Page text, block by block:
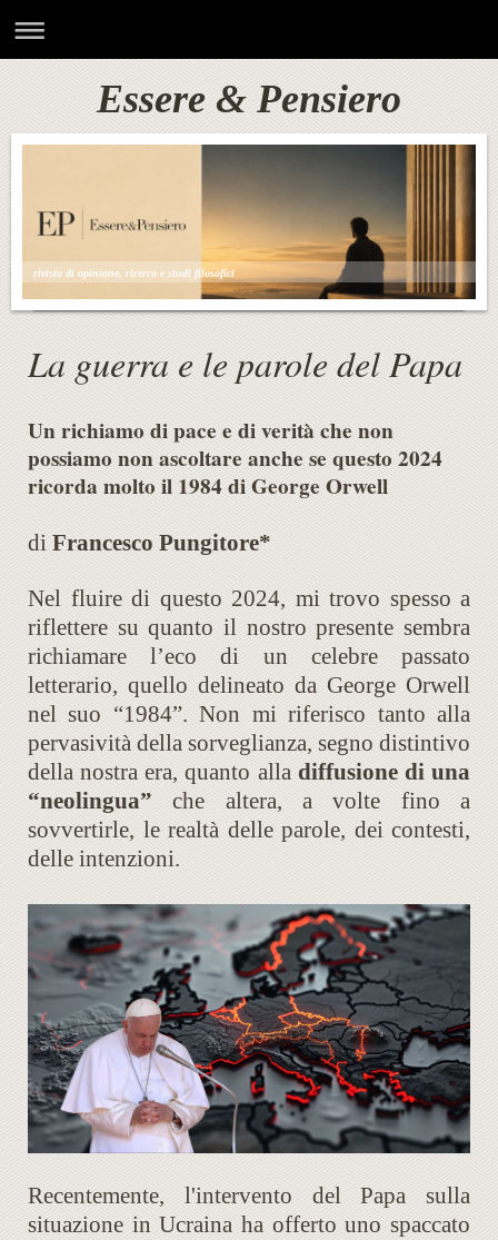
Essere & Pensiero
rivista di opinione, ricerca e studi filosofici
La guerra e le parole del Papa
Un richiamo di pace e di verità che non
possiamo non ascoltare anche se questo 2024
ricorda molto il 1984 di George Orwell
di Francesco Pungitore*
Nel fluire di questo 2024, mi trovo spesso a
riflettere su quanto il nostro presente sembra
richiamare l’eco di un celebre passato
letterario, quello delineato da George Orwell
nel suo “1984”. Non mi riferisco tanto alla
pervasività della sorveglianza, segno distintivo
della nostra era, quanto alla diffusione di una
“neolingua” che altera, a volte fino a
sovvertirle, le realtà delle parole, dei contesti,
delle intenzioni.
Recentemente, l'intervento del Papa sulla
situazione in Ucraina ha offerto uno spaccato